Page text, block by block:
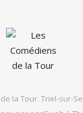
la Tour. Triel-sur-